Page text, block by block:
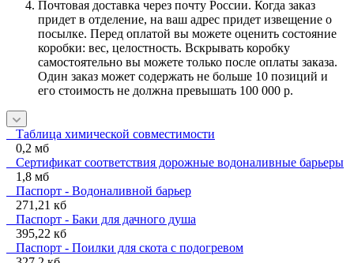
Почтовая доставка через почту России. Когда заказ
придет в отделение, на ваш адрес придет извещение о
посылке. Перед оплатой вы можете оценить состояние
коробки: вес, целостность. Вскрывать коробку
самостоятельно вы можете только после оплаты заказа.
Один заказ может содержать не больше 10 позиций и
его стоимость не должна превышать 100 000 р.
Таблица химической совместимости
0,2 мб
Сертификат соответствия дорожные водоналивные барьеры
1,8 мб
Паспорт - Водоналивной барьер
271,21 кб
Паспорт - Баки для дачного душа
395,22 кб
Паспорт - Поилки для скота с подогревом